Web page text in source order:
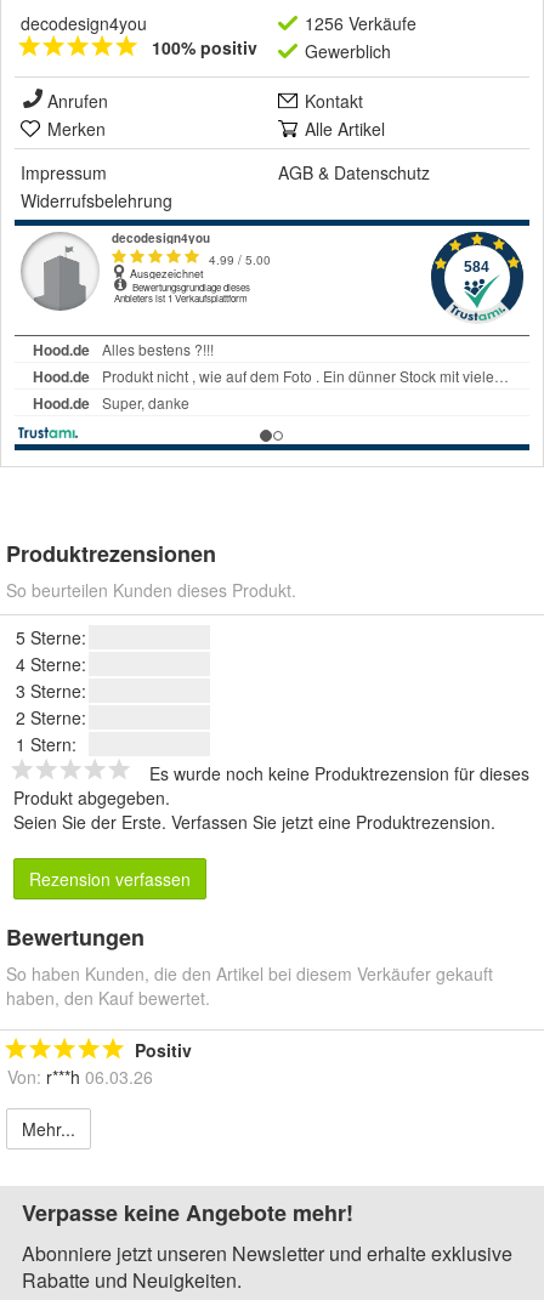
decodesign4you
100% positiv
1256 Verkäufe
Gewerblich
Anrufen
Kontakt
Merken
Alle Artikel
Impressum
AGB & Datenschutz
Widerrufsbelehrung
Produktrezensionen
So beurteilen Kunden dieses Produkt.
5 Sterne:
4 Sterne:
3 Sterne:
2 Sterne:
1 Stern:
Es wurde noch keine Produktrezension für dieses
Produkt abgegeben.
Seien Sie der Erste. Verfassen Sie jetzt eine Produktrezension.
Rezension verfassen
Bewertungen
So haben Kunden, die den Artikel bei diesem Verkäufer gekauft
haben, den Kauf bewertet.
Positiv
Von: r***h 06.03.26
Mehr...
Verpasse keine Angebote mehr!
Abonniere jetzt unseren Newsletter und erhalte exklusive
Rabatte und Neuigkeiten.